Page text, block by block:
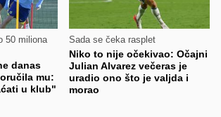
50 miliona
danas
mu:
u klub"
Sada se čeka rasplet
Niko to nije očekivao: Očajni
Julian Alvarez večeras je
uradio ono što je valjda i
morao